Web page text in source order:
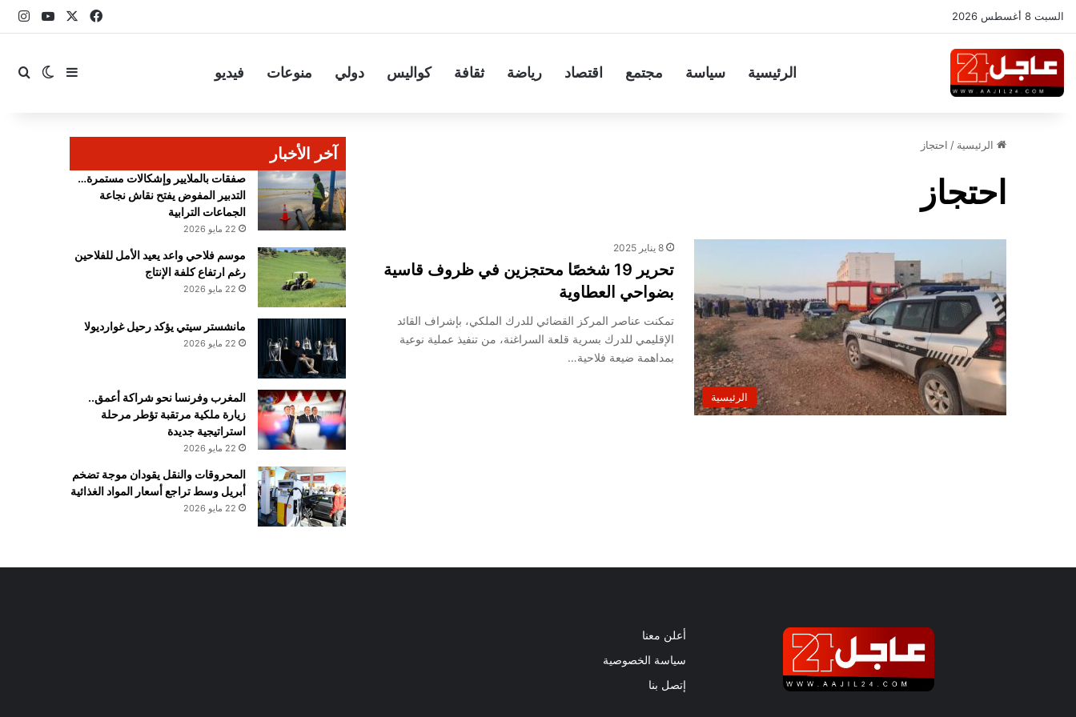
السبت 8 أغسطس 2026 فيسبوك
الرئيسية سياسة مجتمع اقتصاد رياضة ثقافة كواليس دولي منوعات فيديو إضافةالوضع
الرئيسية / احتجاز
احتجاز
الرئيسية
8 يناير 2025
تحرير 19 شخصًا محتجزين في ظروف قاسية
بضواحي العطاوية
تمكنت عناصر المركز القضائي للدرك الملكي، بإشراف القائد
الإقليمي للدرك بسرية قلعة السراغنة، من تنفيذ عملية نوعية
بمداهمة ضيعة فلاحية…
آخر الأخبار
صفقات بالملايير وإشكالات مستمرة…
التدبير المفوض يفتح نقاش نجاعة
الجماعات الترابية
22 مايو 2026
موسم فلاحي واعد يعيد الأمل للفلاحين
رغم ارتفاع كلفة الإنتاج
22 مايو 2026
مانشستر سيتي يؤكد رحيل غوارديولا
22 مايو 2026
المغرب وفرنسا نحو شراكة أعمق..
زيارة ملكية مرتقبة تؤطر مرحلة
استراتيجية جديدة
22 مايو 2026
المحروقات والنقل يقودان موجة تضخم
أبريل وسط تراجع أسعار المواد الغذائية
22 مايو 2026
أعلن معنا
سياسة الخصوصية
إتصل بنا